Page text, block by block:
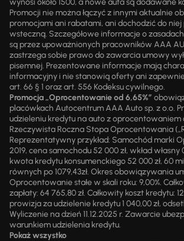
wynosi około 1500, a nowe auta są dodawane
Promocji nie można łączyć z innymi aktualnie
promocjami ani rabatami, ani dochodzić do
wsteczną. Szczegółowe informacje o
są przez upoważnionych pracowników AAA
zastrzega sobie prawo do zawarcia umowy
pisemnej. Prezentowane informacje mają
informacyjny i nie stanowią oferty ani
art. 66 § 1 oraz art. 556 Kodeksu cywilnego.
Promocja „Oprocentowanie od 6,65%”
placówkach Autocentrum AAA Auto sp. z o.o.
udzieleniu kredytu na auto z oprocentowaniem
Rzeczywista Roczna Stopa Oprocentowania
Reprezentatywny przykład: Samochód marki
2019, cena samochodu 52 000 zł, wkład własny
kwota kredytu konsumenckiego 52 000 zł, 60
równych po 1079,43zł. Okres obowiązywania
Oprocentowanie stałe w skali roku: 9,00%.
zapłaty: 64 765,80 zł. Całkowity koszt kredytu:
prowizja za udzielenie kredytu 1 040,00 zł,
Wyliczenie na dzień 11.12.2025 r. Zawarcie
warunkiem udzielenia kredytu.
Pokaż wszystko